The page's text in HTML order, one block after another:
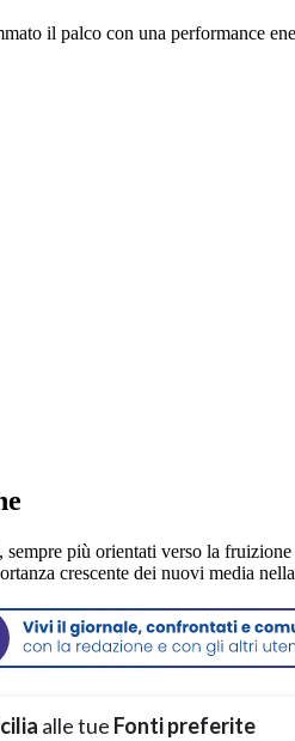
il palco con una performance
più orientati verso la
crescente dei nuovi media
alle tue Fonti preferite